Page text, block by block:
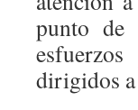
punto de
dirigidos